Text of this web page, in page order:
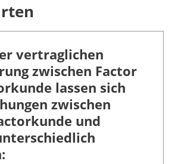
vertraglichen
zwischen Factor
lassen sich
zwischen
und